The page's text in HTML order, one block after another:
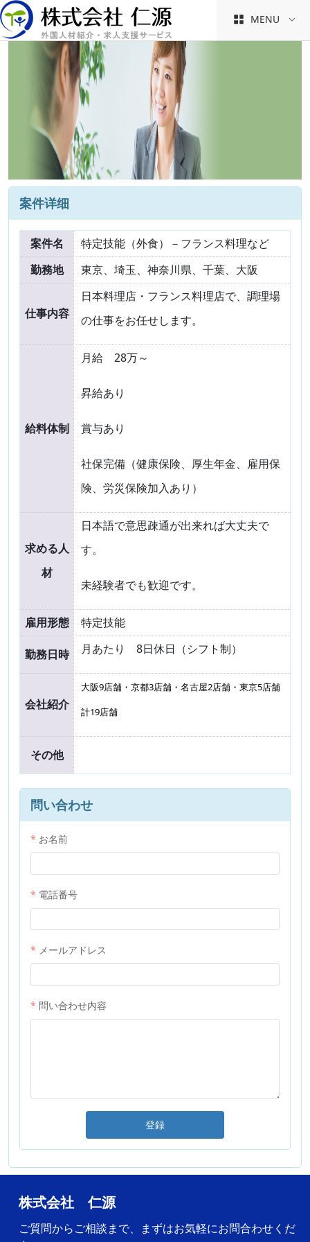
MENU
案件详细
案件名
特定技能（外食）－フランス料理など
勤務地
東京、埼玉、神奈川県、千葉、大阪
仕事内容
日本料理店・フランス料理店で、調理場
の仕事をお任せします。
給料体制
月給 28万～
昇給あり
賞与あり
社保完備（健康保険、厚生年金、雇用保
険、労災保険加入あり）
求める人
材
日本語で意思疎通が出来れば大丈夫で
す。
未経験者でも歓迎です。
雇用形態 特定技能
勤務日時 月あたり 8日休日（シフト制）
会社紹介
大阪9店舗・京都3店舗・名古屋2店舗・東京5店舗
計19店舗
その他
問い合わせ
お名前
電話番号
メールアドレス
問い合わせ内容
登録
株式会社 仁源
ご質問からご相談まで、まずはお気軽にお問合わせくだ